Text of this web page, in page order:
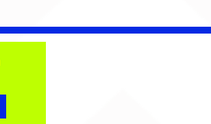
Bebé Pacheco e Ubandu